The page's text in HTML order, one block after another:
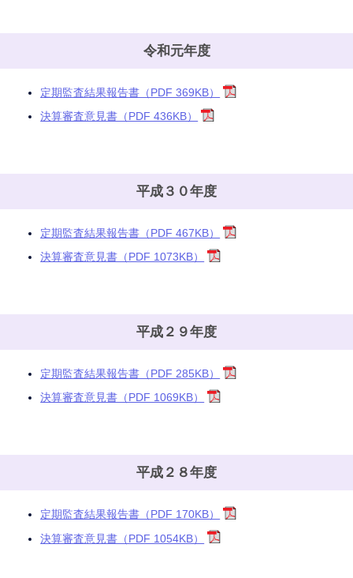
令和元年度
定期監査結果報告書（PDF 369KB）
決算審査意見書（PDF 436KB）
平成３０年度
定期監査結果報告書（PDF 467KB）
決算審査意見書（PDF 1073KB）
平成２９年度
定期監査結果報告書（PDF 285KB）
決算審査意見書（PDF 1069KB）
平成２８年度
定期監査結果報告書（PDF 170KB）
決算審査意見書（PDF 1054KB）